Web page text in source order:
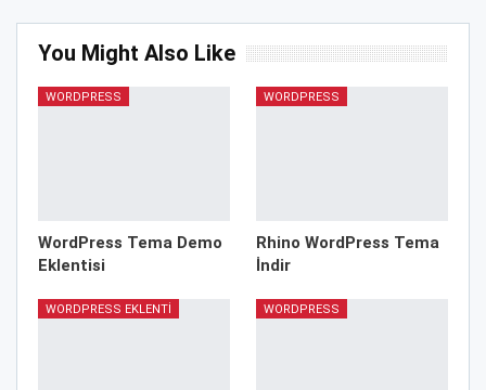
You Might Also Like
WORDPRESS
WordPress Tema Demo
Eklentisi
WORDPRESS
Rhino WordPress Tema
İndir
WORDPRESS EKLENTI WORDPRESS